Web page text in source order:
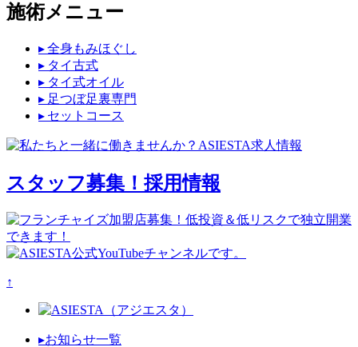
施術メニュー
▸ 全身もみほぐし
▸ タイ古式
▸ タイ式オイル
▸ 足つぼ足裏専門
▸ セットコース
スタッフ募集！ 採用情報
↑
▸お知らせ一覧